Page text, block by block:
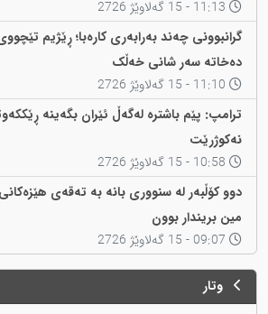
گرانبوونی چەند بەرابەری کارەبا؛ ڕێژیم
دەخاتە سەر شانی خەڵک
ترامپ: پێم باشترە لەگەڵ ئێران بگەینە
نەکوژرێت
دوو کۆڵبەر لە سنووری بانە بە تەقەی
مین بریندار بوون
وتار